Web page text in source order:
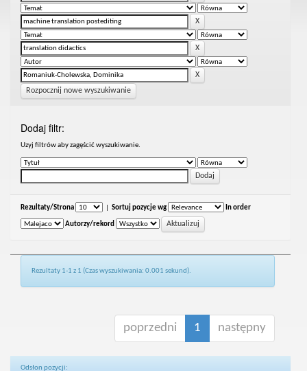
Rozpocznij nowe wyszukiwanie
Dodaj filtr:
Uzyj filtrów aby zagęścić wyszukiwanie.
Rezultaty/Strona Sortuj pozycje wg In order
Autorzy/rekord
Rezultaty 1-1 z 1 (Czas wyszukiwania: 0.001 sekund).
poprzedni 1 następny
Odsłon pozycji: